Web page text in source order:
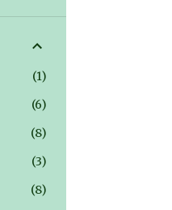
1
6
8
3
8